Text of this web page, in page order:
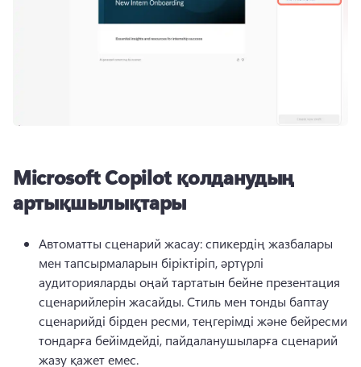
Microsoft Copilot қолданудың
артықшылықтары
Автоматты сценарий жасау: спикердің жазбалары
мен тапсырмаларын біріктіріп, әртүрлі
аудиторияларды оңай тартатын бейне презентация
сценарийлерін жасайды. Стиль мен тонды баптау
сценарийді бірден ресми, теңгерімді және бейресми
тондарға бейімдейді, пайдаланушыларға сценарий
жазу қажет емес.